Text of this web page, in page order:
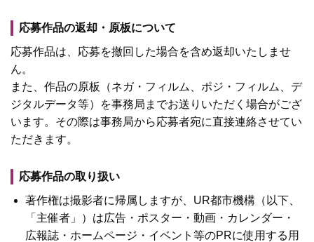
応募作品の返却・原板について
応募作品は、応募を撤回した場合を含め返却いたしませ
ん。
また、作品の原板（ネガ・フィルム、ポジ・フィルム、デ
ジタルデータ等）を事務局までお送りいただく場合がござ
います。その際は事務局から応募者宛に直接連絡させてい
ただきます。
応募作品の取り扱い
著作権は撮影者に帰属しますが、UR都市機構（以下、
「主催者」）は広告・ポスター・動画・カレンダー・
広報誌・ホームページ・イベント等のPRに使用する用